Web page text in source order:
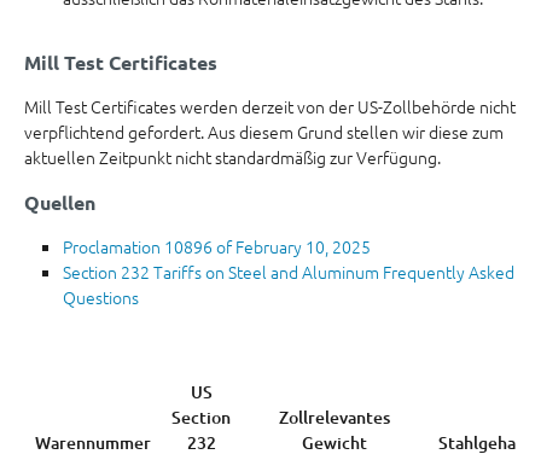
Mill Test Certificates
Mill Test Certificates werden derzeit von der US-Zollbehörde nicht
verpflichtend gefordert. Aus diesem Grund stellen wir diese zum
aktuellen Zeitpunkt nicht standardmäßig zur Verfügung.
Quellen
Proclamation 10896 of February 10, 2025
Section 232 Tariffs on Steel and Aluminum Frequently Asked
Questions
Warennummer
US
Section
232
Zollrelevantes
Gewicht
Stahlgehalt